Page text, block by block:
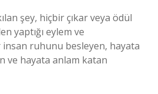
şey, hiçbir çıkar veya ödül
yaptığı eylem ve
ruhunu besleyen, hayata
ve hayata anlam katan